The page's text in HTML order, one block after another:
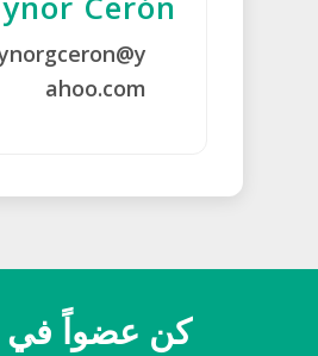
ahoo.com
كن عضواً في